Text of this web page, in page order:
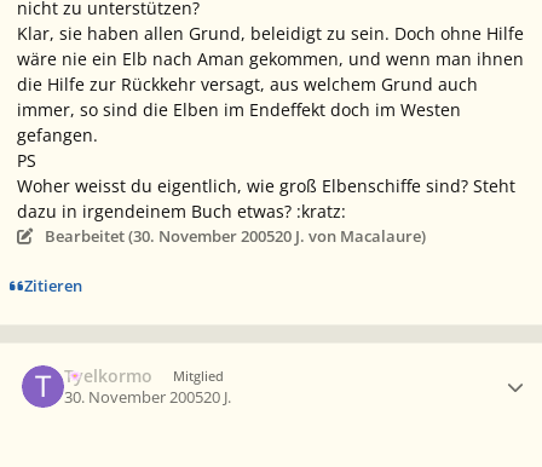
nicht zu unterstützen?
Klar, sie haben allen Grund, beleidigt zu sein. Doch ohne Hilfe
wäre nie ein Elb nach Aman gekommen, und wenn man ihnen
die Hilfe zur Rückkehr versagt, aus welchem Grund auch
immer, so sind die Elben im Endeffekt doch im Westen
gefangen.
PS
Woher weisst du eigentlich, wie groß Elbenschiffe sind? Steht
dazu in irgendeinem Buch etwas? :kratz:
Bearbeitet (30. November 200520 J. von Macalaure)
Zitieren
Tyelkormo Mitglied
30. November 200520 J.